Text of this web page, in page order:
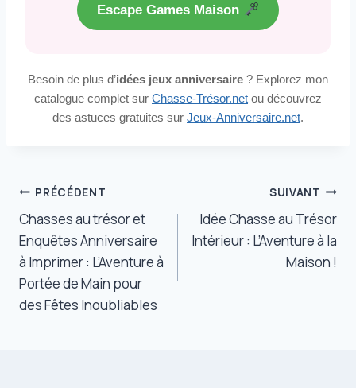
Escape Games Maison
Besoin de plus d’idées jeux anniversaire ? Explorez mon
catalogue complet sur Chasse-Trésor.net ou découvrez
des astuces gratuites sur Jeux-Anniversaire.net.
Navigation
de
l’article
PRÉCÉDENT
Chasses au trésor et
Enquêtes Anniversaire
à Imprimer : L’Aventure à
Portée de Main pour
des Fêtes Inoubliables
SUIVANT
Idée Chasse au Trésor
Intérieur : L’Aventure à la
Maison !